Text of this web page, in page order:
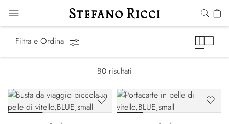
Filtra e Ordina
80 risultati